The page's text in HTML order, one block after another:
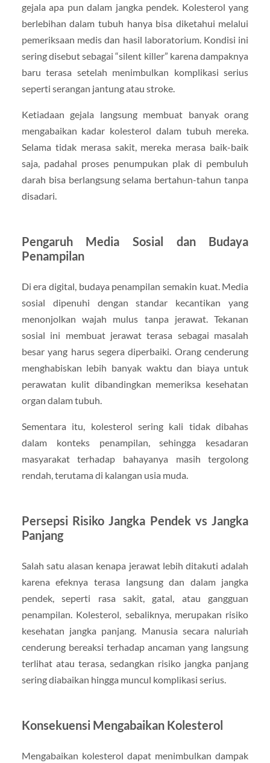
gejala apa pun dalam jangka pendek. Kolesterol yang
berlebihan dalam tubuh hanya bisa diketahui melalui
pemeriksaan medis dan hasil laboratorium. Kondisi ini
sering disebut sebagai “silent killer” karena dampaknya
baru terasa setelah menimbulkan komplikasi serius
seperti serangan jantung atau stroke.
Ketiadaan gejala langsung membuat banyak orang
mengabaikan kadar kolesterol dalam tubuh mereka.
Selama tidak merasa sakit, mereka merasa baik-baik
saja, padahal proses penumpukan plak di pembuluh
darah bisa berlangsung selama bertahun-tahun tanpa
disadari.
Pengaruh Media Sosial dan Budaya
Penampilan
Di era digital, budaya penampilan semakin kuat. Media
sosial dipenuhi dengan standar kecantikan yang
menonjolkan wajah mulus tanpa jerawat. Tekanan
sosial ini membuat jerawat terasa sebagai masalah
besar yang harus segera diperbaiki. Orang cenderung
menghabiskan lebih banyak waktu dan biaya untuk
perawatan kulit dibandingkan memeriksa kesehatan
organ dalam tubuh.
Sementara itu, kolesterol sering kali tidak dibahas
dalam konteks penampilan, sehingga kesadaran
masyarakat terhadap bahayanya masih tergolong
rendah, terutama di kalangan usia muda.
Persepsi Risiko Jangka Pendek vs Jangka
Panjang
Salah satu alasan kenapa jerawat lebih ditakuti adalah
karena efeknya terasa langsung dan dalam jangka
pendek, seperti rasa sakit, gatal, atau gangguan
penampilan. Kolesterol, sebaliknya, merupakan risiko
kesehatan jangka panjang. Manusia secara naluriah
cenderung bereaksi terhadap ancaman yang langsung
terlihat atau terasa, sedangkan risiko jangka panjang
sering diabaikan hingga muncul komplikasi serius.
Konsekuensi Mengabaikan Kolesterol
Mengabaikan kolesterol dapat menimbulkan dampak